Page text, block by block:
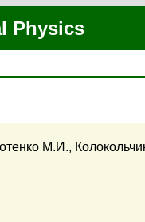
Physics
М.И.,